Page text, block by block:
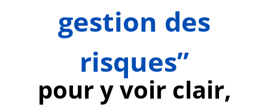
gestion des
risques”
pour y voir clair,